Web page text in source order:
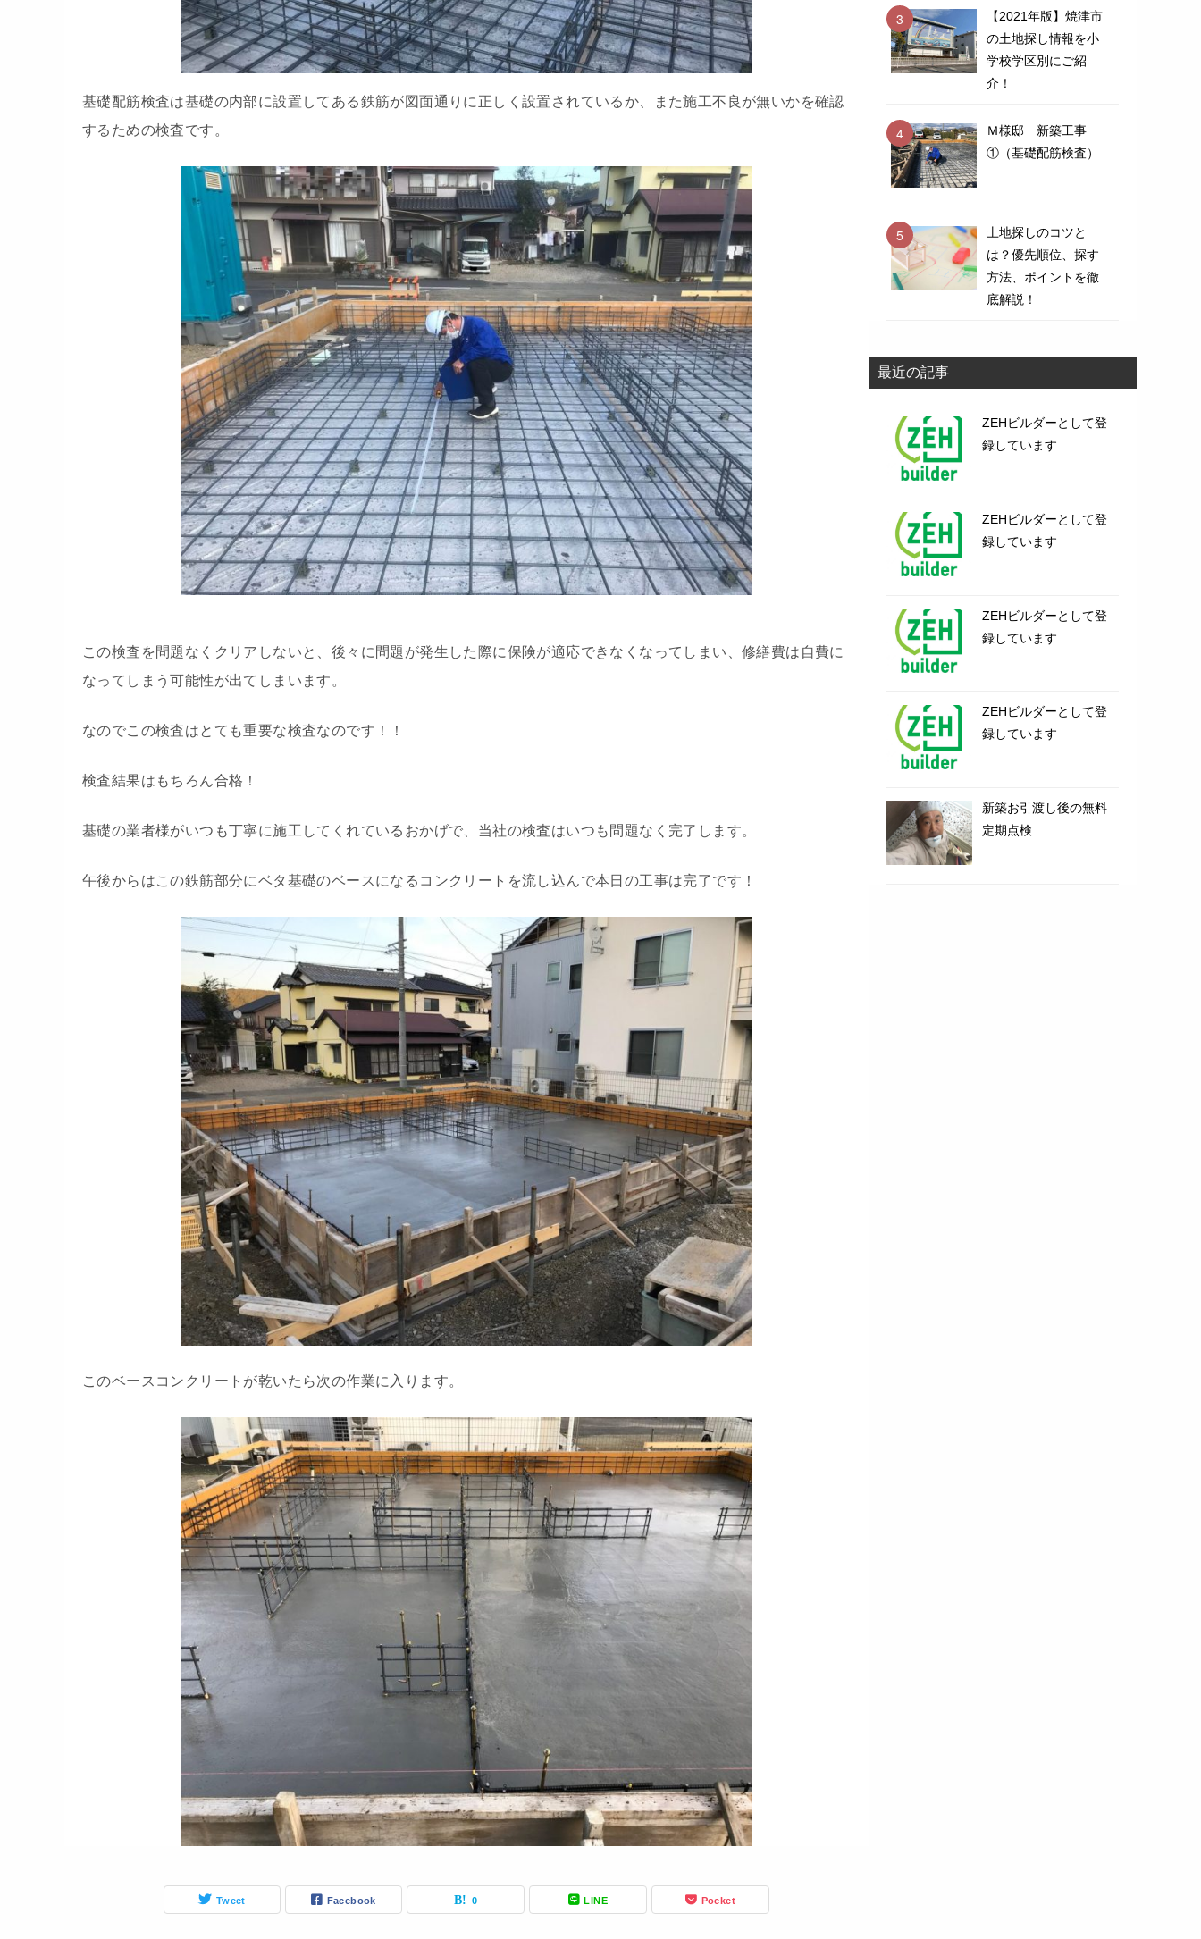
基礎配筋検査は基礎の内部に設置してある鉄筋が図面通りに正しく設置されているか、また施工不良が無いかを確認
するための検査です。
この検査を問題なくクリアしないと、後々に問題が発生した際に保険が適応できなくなってしまい、修繕費は自費に
なってしまう可能性が出てしまいます。
なのでこの検査はとても重要な検査なのです！！
検査結果はもちろん合格！
基礎の業者様がいつも丁寧に施工してくれているおかげで、当社の検査はいつも問題なく完了します。
午後からはこの鉄筋部分にベタ基礎のベースになるコンクリートを流し込んで本日の工事は完了です！
このベースコンクリートが乾いたら次の作業に入ります。
Tweet Facebook 0 LINE Pocket
【2021年版】焼津市
の土地探し情報を小
学校学区別にご紹
介！
Ｍ様邸 新築工事
①（基礎配筋検査）
土地探しのコツと
は？優先順位、探す
方法、ポイントを徹
底解説！
最近の記事
ZEHビルダーとして登
録しています
ZEHビルダーとして登
録しています
ZEHビルダーとして登
録しています
ZEHビルダーとして登
録しています
新築お引渡し後の無料
定期点検